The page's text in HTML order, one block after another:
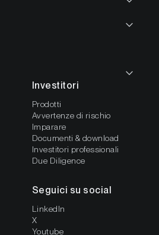
Investitori
Prodotti
Avvertenze di rischio
Imparare
Documenti & download
Investitori professionali
Due Diligence
Seguici su social
LinkedIn
X
Youtube